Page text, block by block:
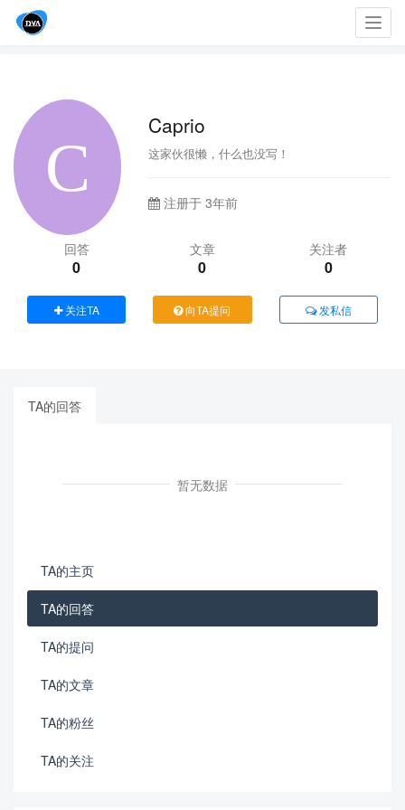
Caprio
这家伙很懒，什么也没写！
注册于 3年前
回答
0
文章
0
关注者
0
关注TA 向TA提问 发私信
TA的回答
暂无数据
TA的主页
TA的回答
TA的提问
TA的文章
TA的粉丝
TA的关注